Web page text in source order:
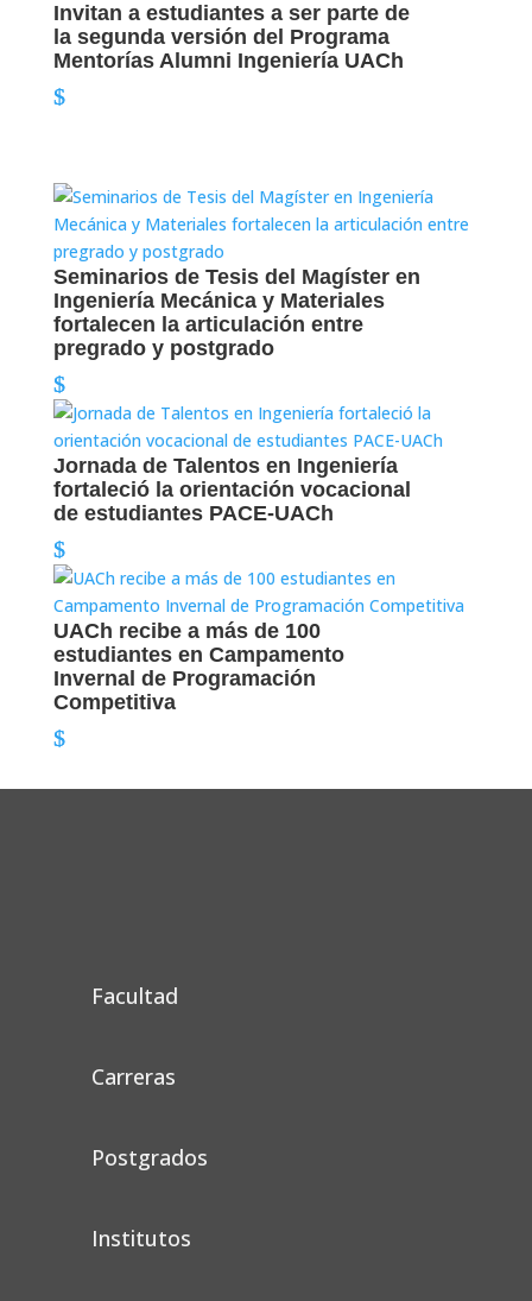
Invitan a estudiantes a ser parte de
la segunda versión del Programa
Mentorías Alumni Ingeniería UACh
Seminarios de Tesis del Magíster en
Ingeniería Mecánica y Materiales
fortalecen la articulación entre
pregrado y postgrado
Jornada de Talentos en Ingeniería
fortaleció la orientación vocacional
de estudiantes PACE-UACh
UACh recibe a más de 100
estudiantes en Campamento
Invernal de Programación
Competitiva
Facultad
Carreras
Postgrados
Institutos